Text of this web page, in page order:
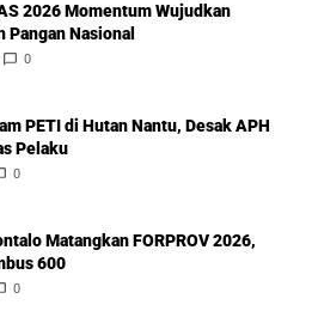
2026 Momentum Wujudkan
Pangan Nasional
0
PETI di Hutan Nantu, Desak APH
Pelaku
0
Matangkan FORPROV 2026,
600
0